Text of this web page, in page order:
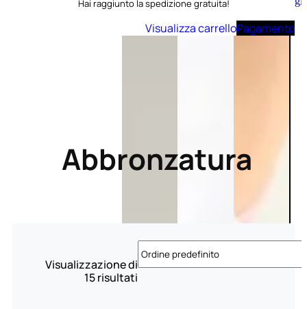
carrello
Hai raggiunto la spedizione gratuita!
Visualizza carrelloPagamento
Abbronzatura
Visualizzazione di
15 risultati